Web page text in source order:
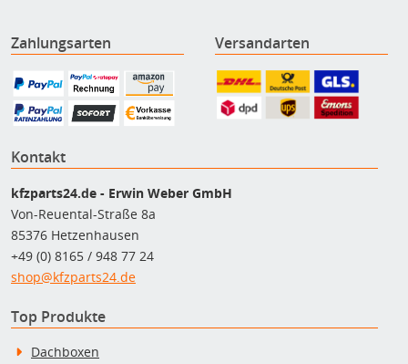
Zahlungsarten Versandarten
Kontakt
kfzparts24.de - Erwin Weber GmbH
Von-Reuental-Straße 8a
85376 Hetzenhausen
+49 (0) 8165 / 948 77 24
shop@kfzparts24.de
Top Produkte
Dachboxen